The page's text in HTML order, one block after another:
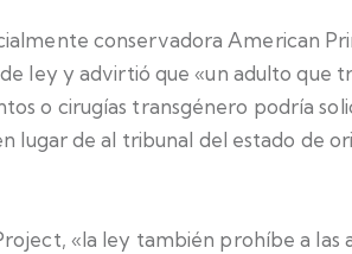
conservadora American
ley y advirtió que «un adulto que
o cirugías transgénero podría
lugar de al tribunal del estado de
«la ley también prohíbe a las